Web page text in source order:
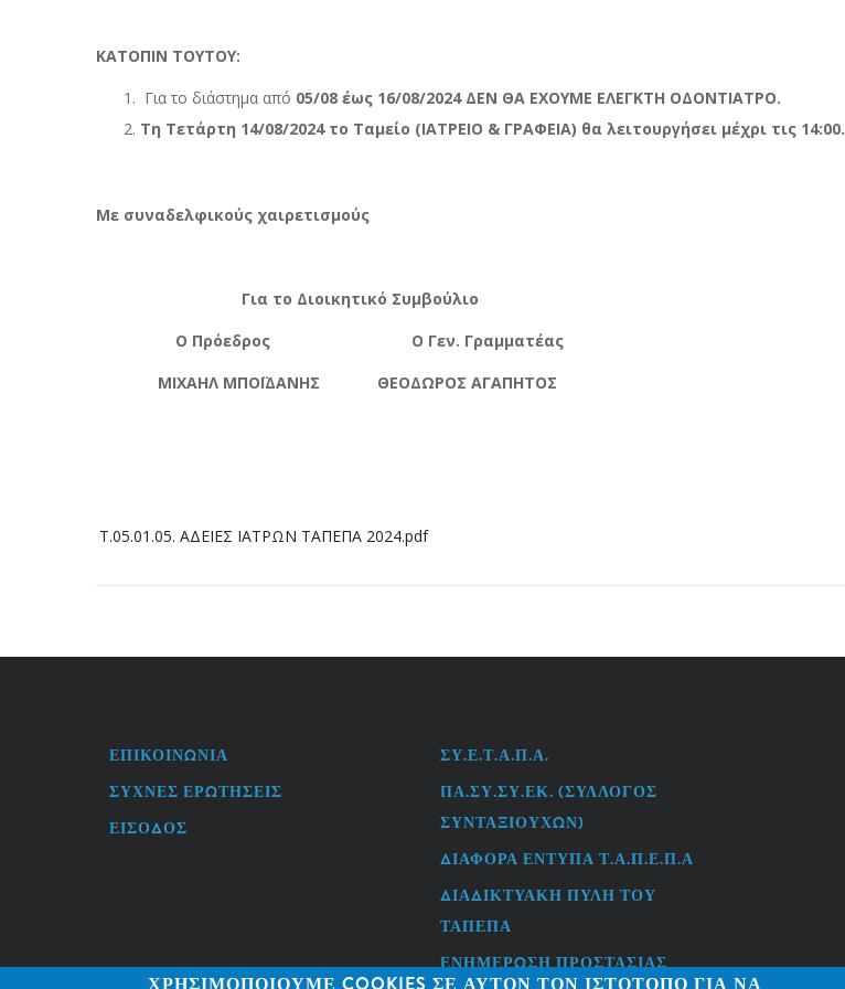
ΚΑΤΟΠΙΝ ΤΟΥΤΟΥ:
Για το διάστημα από 05/08 έως 16/08/2024 ΔΕΝ ΘΑ ΕΧΟΥΜΕ ΕΛΕΓΚΤΗ ΟΔΟΝΤΙΑΤΡΟ.
Τη Τετάρτη 14/08/2024 το Ταμείο (ΙΑΤΡΕΙΟ & ΓΡΑΦΕΙΑ) θα λειτουργήσει μέχρι τις 14:00.
Με συναδελφικούς χαιρετισμούς
Για το Διοικητικό Συμβούλιο
Ο Πρόεδρος Ο Γεν. Γραμματέας
ΜΙΧΑΗΛ ΜΠΟΪΔΑΝΗΣ ΘΕΟΔΩΡΟΣ ΑΓΑΠΗΤΟΣ
Τ.05.01.05. ΑΔΕΙΕΣ ΙΑΤΡΩΝ ΤΑΠΕΠΑ 2024.pdf
FOOTER
MENU
ΕΠΙΚΟΙΝΩΝΊΑ
ΣΥΧΝΈΣ ΕΡΩΤΉΣΕΙΣ
ΕΊΣΟΔΟΣ
USEFUL
LINKS
ΣΥ.Ε.Τ.Α.Π.Α.
ΠΑ.ΣΥ.ΣΥ.ΕΚ. (ΣΎΛΛΟΓΟΣ
ΣΥΝΤΑΞΙΟΎΧΩΝ)
ΔΙΆΦΟΡΑ ΈΝΤΥΠΑ Τ.Α.Π.Ε.Π.Α
ΔΙΑΔΙΚΤΥΑΚΉ ΠΎΛΗ ΤΟΥ
ΤΑΠΕΠΑ
ΕΝΗΜΈΡΩΣΗ ΠΡΟΣΤΑΣΊΑΣ